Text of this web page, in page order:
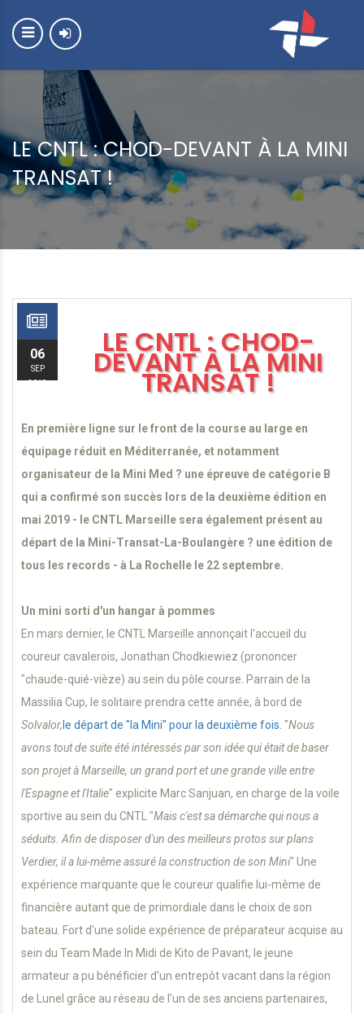
LE CNTL : CHOD-DEVANT À LA MINI
TRANSAT !
06
SEP
2019
LE CNTL : CHOD-
DEVANT À LA MINI
TRANSAT !
En première ligne sur le front de la course au large en
équipage réduit en Méditerranée, et notamment
organisateur de la Mini Med ? une épreuve de catégorie B
qui a confirmé son succès lors de la deuxième édition en
mai 2019 - le CNTL Marseille sera également présent au
départ de la Mini-Transat-La-Boulangère ? une édition de
tous les records - à La Rochelle le 22 septembre.
Un mini sorti d'un hangar à pommes
En mars dernier, le CNTL Marseille annonçait l'accueil du
coureur cavalerois, Jonathan Chodkiewiez (prononcer
"chaude-quié-vièze) au sein du pôle course. Parrain de la
Massilia Cup, le solitaire prendra cette année, à bord de
Solvalor, le départ de "la Mini" pour la deuxième fois. "Nous
avons tout de suite été intéressés par son idée qui était de baser
son projet à Marseille, un grand port et une grande ville entre
l'Espagne et l'Italie" explicite Marc Sanjuan, en charge de la voile
sportive au sein du CNTL "Mais c'est sa démarche qui nous a
séduits. Afin de disposer d'un des meilleurs protos sur plans
Verdier, il a lui-même assuré la construction de son Mini" Une
expérience marquante que le coureur qualifie lui-même de
financière autant que de primordiale dans le choix de son
bateau. Fort d'une solide expérience de préparateur acquise au
sein du Team Made In Midi de Kito de Pavant, le jeune
armateur a pu bénéficier d'un entrepôt vacant dans la région
de Lunel grâce au réseau de l'un de ses anciens partenaires,